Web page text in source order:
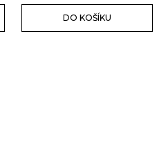
DO KOŠÍKU